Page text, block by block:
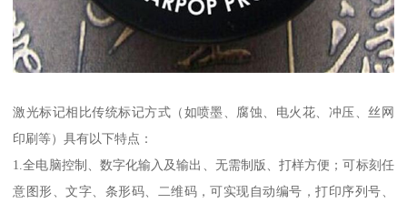
激光标记相比传统标记方式（如喷墨、腐蚀、电火花、冲压、丝网
印刷等）具有以下特点：
1.全电脑控制、数字化输入及输出、无需制版、打样方便；可标刻任
意图形、文字、条形码、二维码，可实现自动编号，打印序列号、